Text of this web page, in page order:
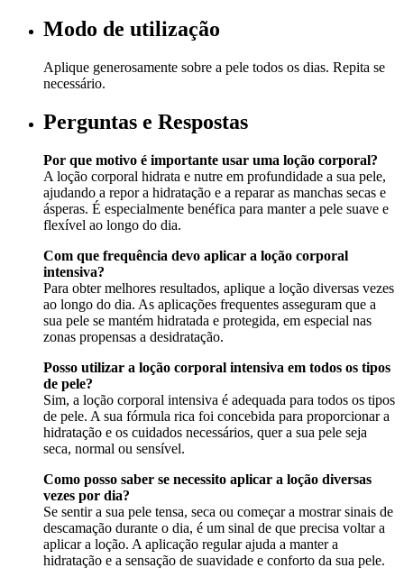
Modo de utilização
Aplique generosamente sobre a pele todos os dias. Repita se
necessário.
Perguntas e Respostas
Por que motivo é importante usar uma loção corporal?
A loção corporal hidrata e nutre em profundidade a sua pele,
ajudando a repor a hidratação e a reparar as manchas secas e
ásperas. É especialmente benéfica para manter a pele suave e
flexível ao longo do dia.
Com que frequência devo aplicar a loção corporal
intensiva?
Para obter melhores resultados, aplique a loção diversas vezes
ao longo do dia. As aplicações frequentes asseguram que a
sua pele se mantém hidratada e protegida, em especial nas
zonas propensas a desidratação.
Posso utilizar a loção corporal intensiva em todos os tipos
de pele?
Sim, a loção corporal intensiva é adequada para todos os tipos
de pele. A sua fórmula rica foi concebida para proporcionar a
hidratação e os cuidados necessários, quer a sua pele seja
seca, normal ou sensível.
Como posso saber se necessito aplicar a loção diversas
vezes por dia?
Se sentir a sua pele tensa, seca ou começar a mostrar sinais de
descamação durante o dia, é um sinal de que precisa voltar a
aplicar a loção. A aplicação regular ajuda a manter a
hidratação e a sensação de suavidade e conforto da sua pele.